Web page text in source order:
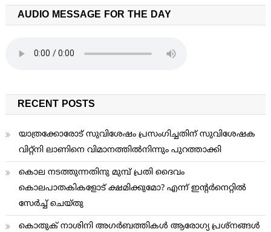
AUDIO MESSAGE FOR THE DAY
RECENT POSTS
യാത്രക്കോരോട് സുവിശേഷം പ്രസംഗിച്ചതിന് സുവിശേഷക
വിറ്റ്നി ലാണിനെ വിമാനത്തില്‍നിന്നും പുറത്താക്കി
കൊല നടത്തുന്നതിനു മുമ്പ് പ്രതി ദൈവം
കൊലപാതകികളോട് ക്ഷമിക്കുമോ? എന്ന് ഇന്റര്‍നെറ്റില്‍
സേര്‍ച്ച് ചെയ്തു
കൊതുക് നാശിനി അഗര്‍ബത്തികള്‍ ആരോഗ്യ പ്രശ്നങ്ങള്‍